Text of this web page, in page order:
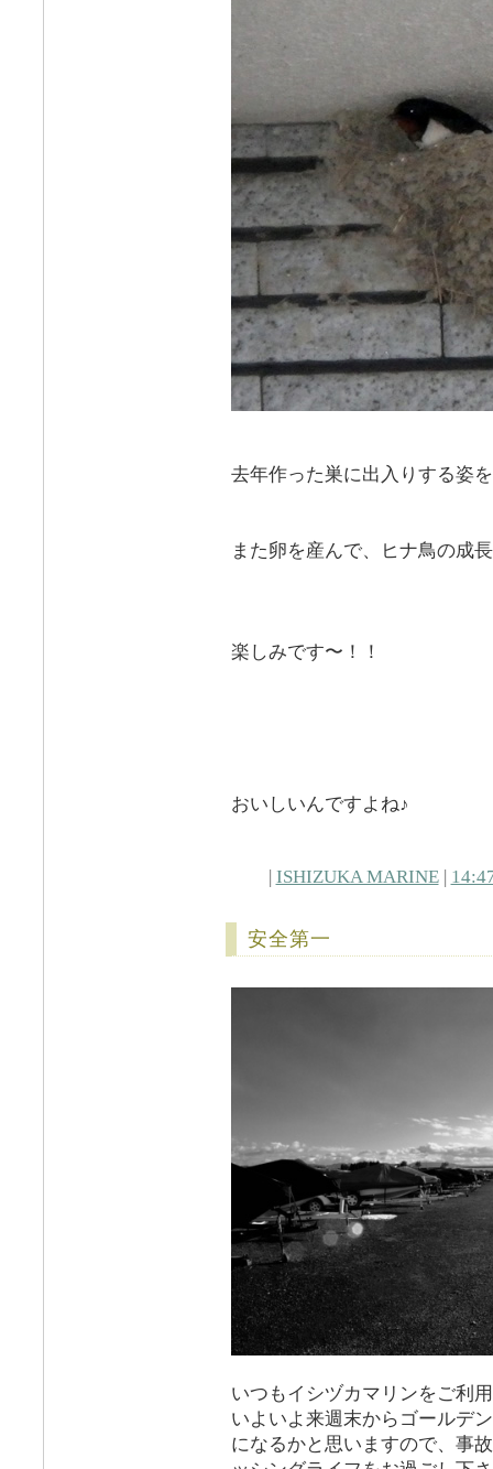
去年作った巣に出入りする姿
また卵を産んで、ヒナ鳥の成
楽しみです〜！！
おいしいんですよね♪
| ISHIZUKA MARINE|
安全第一
いつもイシヅカマリンをご利
いよいよ来週末からゴールデ
になるかと思いますので、事